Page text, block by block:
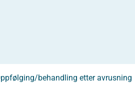
behandling etter avrusning